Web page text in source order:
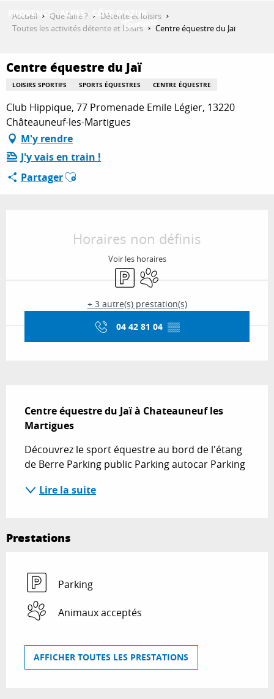
QUE FAIRE ?
SÉJOURNER
Accueil Que faire ?
Détente et loisirs
Toutes les activités détente et loisirs
Centre équestre du Jaï
Centre équestre du Jaï
LOISIRS SPORTIFS SPORTS ÉQUESTRES CENTRE ÉQUESTRE
Club Hippique, 77 Promenade Emile Légier, 13220
Châteauneuf-les-Martigues
M'y rendre
J'y vais en train !
PartagerAjouter aux favoris
Horaires non définis
Voir les horaires
ParkingAnimaux acceptés
+ 3 autre(s) prestation(s)
04 42 81 04 ▒▒
Centre équestre du Jaï à Chateauneuf les
Martigues
Découvrez le sport équestre au bord de l'étang
de Berre Parking public Parking autocar Parking
Lire la suite
Prestations
Parking
Animaux acceptés
AFFICHER TOUTES LES PRESTATIONS